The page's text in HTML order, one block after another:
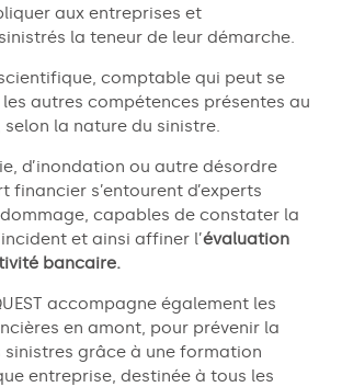
aux entreprises et
la teneur de leur démarche.
comptable qui peut se
autres compétences présentes au
selon la nature du sinistre.
d’inondation ou autre désordre
financier s’entourent d’experts
capables de constater la
et ainsi affiner l’évaluation
bancaire.
accompagne également les
en amont, pour prévenir la
sinistres grâce à une formation
entreprise, destinée à tous les